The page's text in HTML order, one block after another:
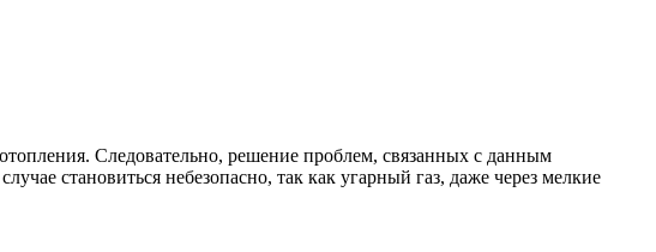
Следовательно, решение проблем, связанных с данным
становиться небезопасно, так как угарный газ, даже через мелкие